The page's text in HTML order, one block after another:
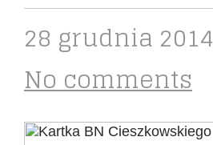
28 grudnia 2014
No comments